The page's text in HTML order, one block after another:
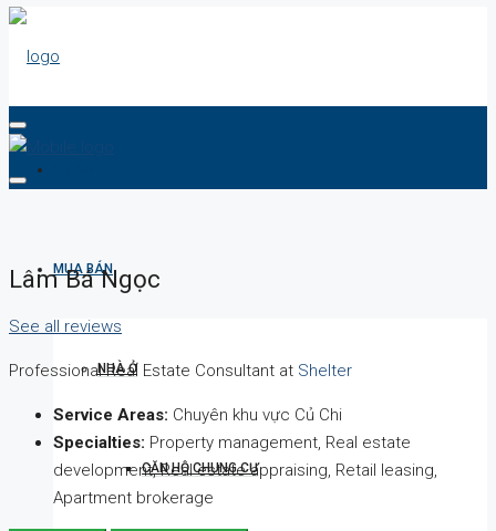
MUA BÁN
NHÀ Ở
CĂN HỘ CHUNG CƯ
Lâm Bá Ngọc
See all reviews
Professional Real Estate Consultant at Shelter
Service Areas: Chuyên khu vực Củ Chi
Specialties: Property management, Real estate
development, Real estate appraising, Retail leasing,
Apartment brokerage